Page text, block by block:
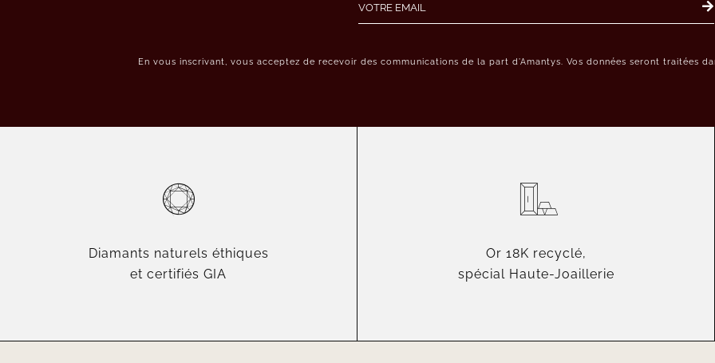
En vous inscrivant, vous acceptez de recevoir des communications de la part d’Amantys. Vos données seront traitées
Diamants naturels éthiques
et certifiés GIA
Or 18K recyclé,
spécial Haute-Joaillerie